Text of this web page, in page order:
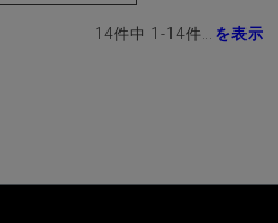
14件中 1 -14 件表示